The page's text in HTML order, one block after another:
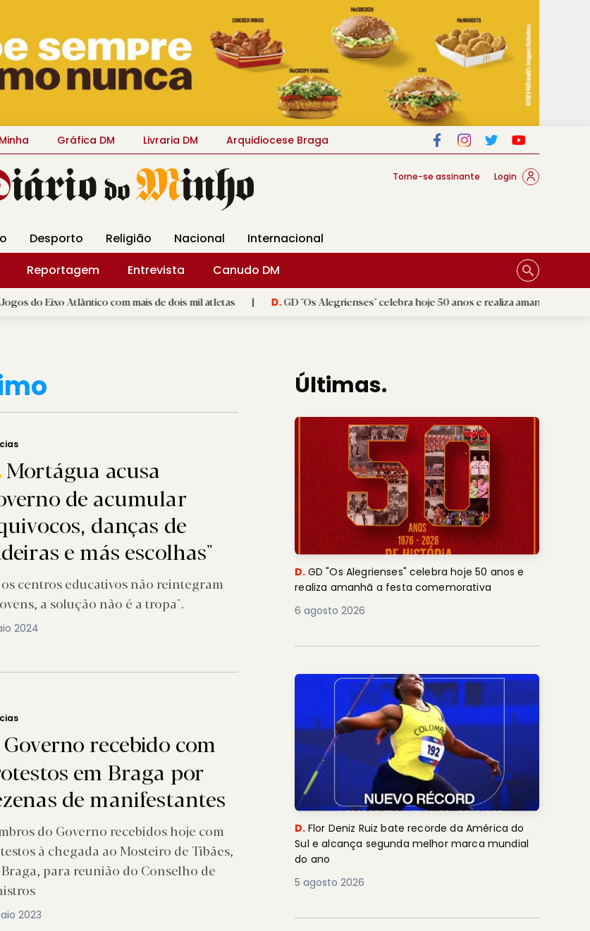
Gráfica DM Livraria DM Arquidiocese Braga
Torne-se assinante Login
Desporto Religião Nacional
Internacional
Reportagem Entrevista
Canudo DM
com mais de dois mil atletas | D.GD "Os Alegrienses" celebra hoje 50 anos e realiza amanhã a festa comemorativa
Mortágua acusa
de acumular
danças de
e más escolhas"
os centros educativos não reintegram
a solução não é a tropa".
2024
Governo recebido com
em Braga por
de manifestantes
do Governo recebidos hoje com
à chegada ao Mosteiro de Tibães,
para reunião do Conselho de
2023
Últimas.
D. GD "Os Alegrienses" celebra hoje 50 anos e
realiza amanhã a festa comemorativa
6 agosto 2026
D. Flor Deniz Ruiz bate recorde da América do
Sul e alcança segunda melhor marca mundial
do ano
5 agosto 2026